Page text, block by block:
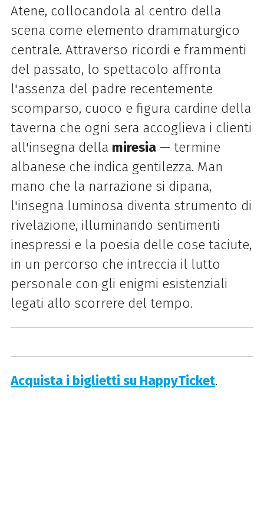
Atene, collocandola al centro della
scena come elemento drammaturgico
centrale. Attraverso ricordi e frammenti
del passato, lo spettacolo affronta
l'assenza del padre recentemente
scomparso, cuoco e figura cardine della
taverna che ogni sera accoglieva i clienti
all'insegna della miresia— termine
albanese che indica gentilezza. Man
mano che la narrazione si dipana,
l'insegna luminosa diventa strumento di
rivelazione, illuminando sentimenti
inespressi e la poesia delle cose taciute,
in un percorso che intreccia il lutto
personale con gli enigmi esistenziali
legati allo scorrere del tempo.
Acquista i biglietti su HappyTicket.